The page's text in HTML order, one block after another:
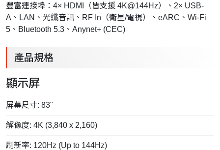
豐富連接埠：4× HDMI（皆支援 4K@144Hz）、2× USB-
A、LAN、光纖音訊、RF In（衛星/電視）、eARC、Wi-Fi
5、Bluetooth 5.3、Anynet+ (CEC)
產品規格
顯示屏
屏幕尺寸: 83"
解像度: 4K (3,840 x 2,160)
刷新率: 120Hz (Up to 144Hz)